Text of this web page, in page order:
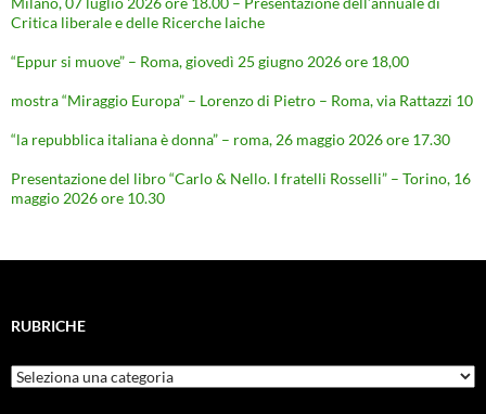
Critica liberale e delle Ricerche laiche
“Eppur si muove” – Roma, giovedì 25 giugno 2026 ore 18,00
mostra “Miraggio Europa” – Lorenzo di Pietro – Roma, via Rattazzi 10
“la repubblica italiana è donna” – roma, 26 maggio 2026 ore 17.30
Presentazione del libro “Carlo & Nello. I fratelli Rosselli” – Torino, 16
maggio 2026 ore 10.30
RUBRICHE
Rubriche